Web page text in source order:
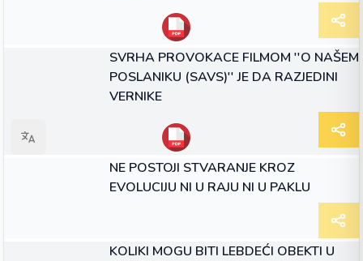
SVRHA PROVOKACE FILMOM ''O NAŠEM
POSLANIKU (SAVS)'' JE DA RAZJEDINI
VERNIKE
NE POSTOJI STVARANJE KROZ
EVOLUCIJU NI U RAJU NI U PAKLU
KOLIKI MOGU BITI LEBDEĆI OBEKTI U